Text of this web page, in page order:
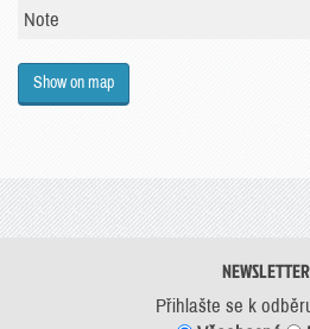
Note
Show on map
NEWSLETTER
Přihlašte se k